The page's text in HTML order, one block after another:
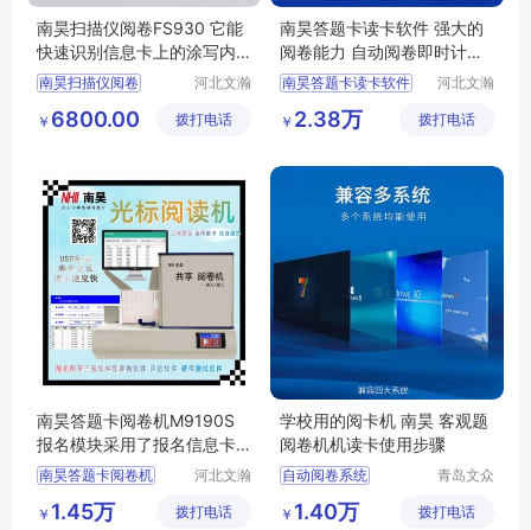
南昊扫描仪阅卷FS930 它能
快速识别信息卡上的涂写内
容
南昊扫描仪阅卷
考试阅卷机
河北文瀚
技发展有
￥ 6800.00 拨打电话
南昊答题卡读卡软件 强大的
阅卷能力 自动阅卷即时计算
成绩
南昊答题卡读卡软件
机读卡读卡机
大数据阅卷机
河北文瀚
技发展有
￥ 2.38万 拨打电话
南昊答题卡阅卷机M9190S
报名模块采用了报名信息卡
录入学生的信息
南昊答题卡阅卷机
考试阅卷器
河北文瀚
技发展有
￥ 1.45万 拨打电话
学校用的阅卡机 南昊 客观题
阅卷机机读卡使用步骤
自动阅卷系统
考试阅卷系统
青岛文众
有限公司
￥ 1.40万 拨打电话